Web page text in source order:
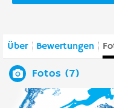
Über Bewertungen
Fotos (7)